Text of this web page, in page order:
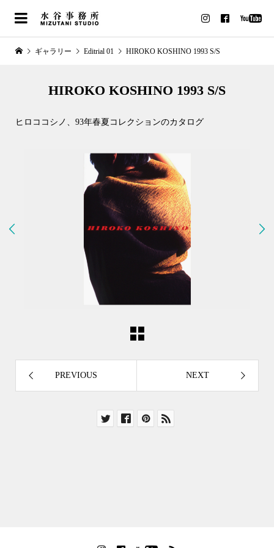
ギャラリー Editrial 01 HIROKO KOSHINO 1993 S/S
HIROKO KOSHINO 1993 S/S
ヒロココシノ、93年春夏コレクションのカタログ
 
PREVIOUS NEXT